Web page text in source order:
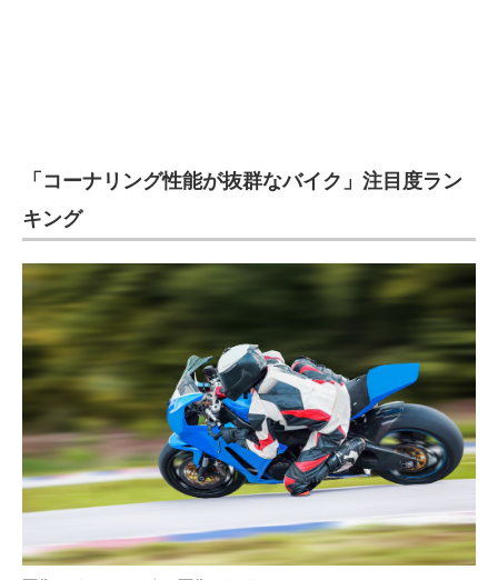
「コーナリング性能が抜群なバイク」注目度ラン
キング